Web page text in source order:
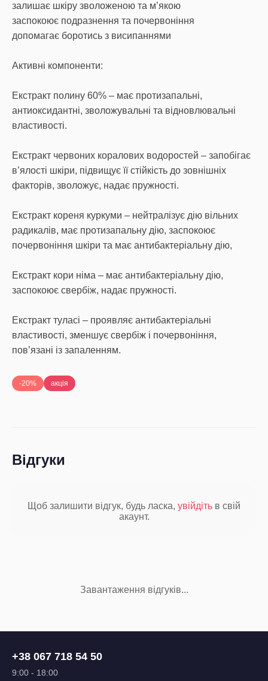
залишає шкіру зволоженою та м’якою
заспокоює подразнення та почервоніння
допомагає боротись з висипаннями
Активні компоненти:
Екстракт полину 60% – має протизапальні,
антиоксидантні, зволожувальні та відновлювальні
властивості.
Eкстракт червоних коралових водоростей – запобігає
в’ялості шкіри, підвищує її стійкість до зовнішніх
факторів, зволожує, надає пружності.
Eкстракт кореня куркуми – нейтралізує дію вільних
радикалів, має протизапальну дію, заспокоює
почервоніння шкіри та має антибактеріальну дію,
Eкстракт кори німа – має антибактеріальну дію,
заспокоює свербіж, надає пружності.
Eкстракт туласі – проявляє антибактеріальні
властивості, зменшує свербіж і почервоніння,
пов’язані із запаленням.
-20% акція
Відгуки
Щоб залишити відгук, будь ласка, увійдіть в свій
акаунт.
Завантаження відгуків...
+38 067 718 54 50
9:00 - 18:00